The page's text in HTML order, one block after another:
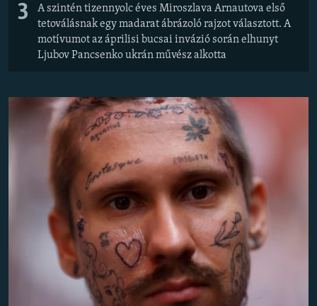
3
A szintén tizennyolc éves Miroszlava Arnautova első
tetoválásnak egy madarat ábrázoló rajzot választott. A
motívumot az áprilisi bucsai invázió során elhunyt
Ljubov Pancsenko ukrán művész alkotta